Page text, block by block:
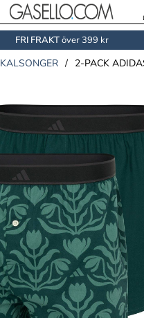
FRI FRAKTöver 399 kr
KALSONGER / 2-PACK ADIDAS